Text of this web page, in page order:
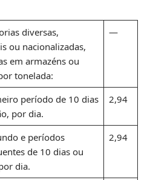
diversas,
ou nacionalizadas,
em armazéns ou
tonelada:
—
período de 10 dias
por dia.
2,94
e períodos
de 10 dias ou
dia.
2,94